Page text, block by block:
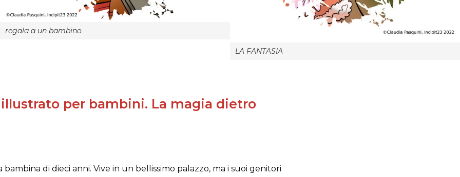
regala a un bambino
LA FANTASIA
per bambini. La magia dietro
bambina di dieci anni. Vive in un bellissimo palazzo, ma i suoi genitori